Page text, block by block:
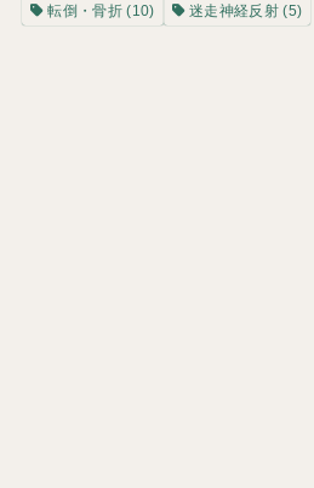
転倒・骨折(10) 迷走神経反射(5)